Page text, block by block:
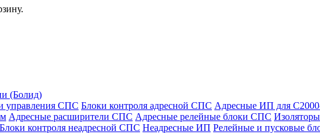
(Болид)
управления СПС Блоки контроля адресной СПС Адресные ИП для
Адресные расширители СПС Адресные релейные блоки СПС
Блоки контроля неадресной СПС Неадресные ИП Релейные и пусковые